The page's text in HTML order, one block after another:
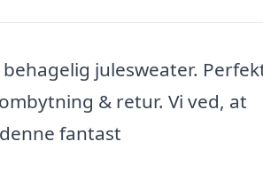
julesweater.
& retur. Vi ved, at
fantast